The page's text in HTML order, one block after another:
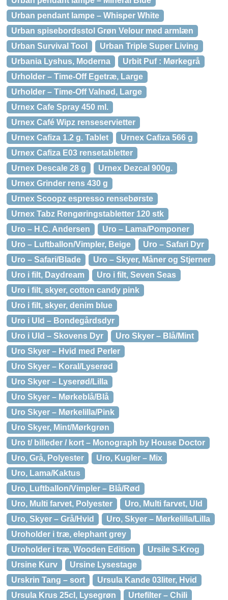
Urban pendant lampe – Whisper White
Urban spisebordsstol Grøn Velour med armlæn
Urban Survival Tool
Urban Triple Super Living
Urbania Lyshus, Moderna
Urbit Puf : Mørkegrå
Urholder – Time-Off Egetræ, Large
Urholder – Time-Off Valnød, Large
Urnex Cafe Spray 450 ml.
Urnex Café Wipz renseservietter
Urnex Cafiza 1.2 g. Tablet
Urnex Cafiza 566 g
Urnex Cafiza E03 rensetabletter
Urnex Descale 28 g
Urnex Dezcal 900g.
Urnex Grinder rens 430 g
Urnex Scoopz espresso rensebørste
Urnex Tabz Rengøringstabletter 120 stk
Uro – H.C. Andersen
Uro – Lama/Pomponer
Uro – Luftballon/Vimpler, Beige
Uro – Safari Dyr
Uro – Safari/Blade
Uro – Skyer, Måner og Stjerner
Uro i filt, Daydream
Uro i filt, Seven Seas
Uro i filt, skyer, cotton candy pink
Uro i filt, skyer, denim blue
Uro i Uld – Bondegårdsdyr
Uro i Uld – Skovens Dyr
Uro Skyer – Blå/Mint
Uro Skyer – Hvid med Perler
Uro Skyer – Koral/Lyserød
Uro Skyer – Lyserød/Lilla
Uro Skyer – Mørkeblå/Blå
Uro Skyer – Mørkelilla/Pink
Uro Skyer, Mint/Mørkgrøn
Uro t/ billeder / kort – Monograph by House Doctor
Uro, Grå, Polyester
Uro, Kugler – Mix
Uro, Lama/Kaktus
Uro, Luftballon/Vimpler – Blå/Rød
Uro, Multi farvet, Polyester
Uro, Multi farvet, Uld
Uro, Skyer – Grå/Hvid
Uro, Skyer – Mørkelilla/Lilla
Uroholder i træ, elephant grey
Uroholder i træ, Wooden Edition
Ursile S-Krog
Ursine Kurv
Ursine Lysestage
Urskrin Tang – sort
Ursula Kande 03liter, Hvid
Ursula Krus 25cl, Lysegrøn
Urtefilter – Chili